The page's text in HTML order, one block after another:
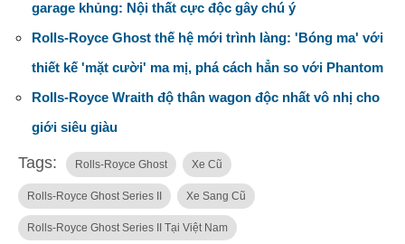
garage khủng: Nội thất cực độc gây chú ý
Rolls-Royce Ghost thế hệ mới trình làng: 'Bóng ma' với
thiết kế 'mặt cười' ma mị, phá cách hẳn so với Phantom
Rolls-Royce Wraith độ thân wagon độc nhất vô nhị cho
giới siêu giàu
Tags: Rolls-Royce Ghost Xe Cũ
Rolls-Royce Ghost Series II Xe Sang Cũ
Rolls-Royce Ghost Series II Tại Việt Nam